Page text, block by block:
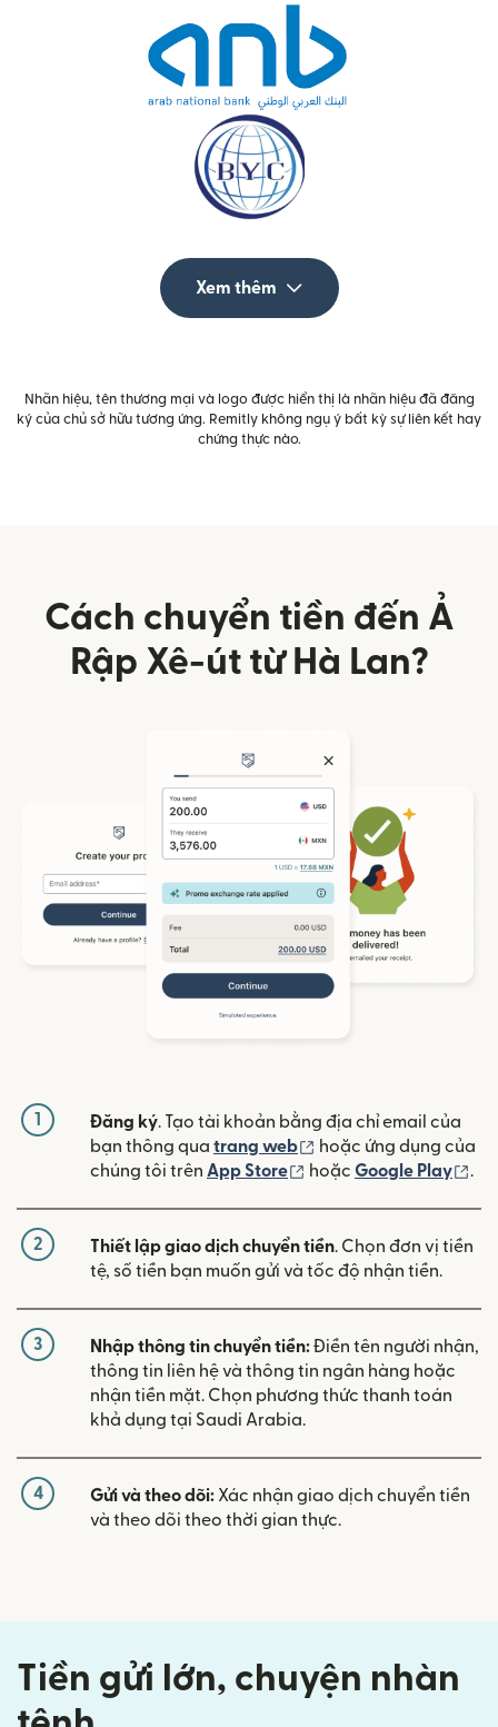
Xem thêm
Nhãn hiệu, tên thương mại và logo được hiển thị là nhãn hiệu đã đăng
ký của chủ sở hữu tương ứng. Remitly không ngụ ý bất kỳ sự liên kết hay
chứng thực nào.
Cách chuyển tiền đến Ả
Rập Xê-út từ Hà Lan?
1 Đăng ký. Tạo tài khoản bằng địa chỉ email của
bạn thông qua trang web (mở trong cửa sổ mới)
hoặc ứng dụng của
chúng tôi trên App Store (mở trong cửa sổ mới)
hoặc Google Play .
2 Thiết lập giao dịch chuyển tiền. Chọn đơn vị tiền
tệ, số tiền bạn muốn gửi và tốc độ nhận tiền.
3 Nhập thông tin chuyển tiền:Điền tên người nhận,
thông tin liên hệ và thông tin ngân hàng hoặc
nhận tiền mặt. Chọn phương thức thanh toán
khả dụng tại Saudi Arabia.
4 Gửi và theo dõi: Xác nhận giao dịch chuyển tiền
và theo dõi theo thời gian thực.
Tiền gửi lớn, chuyện nhàn